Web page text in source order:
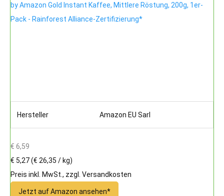
by Amazon Gold Instant Kaffee, Mittlere Röstung, 200g, 1er-
Pack - Rainforest Alliance-Zertifizierung*
Hersteller Amazon EU Sarl
€ 6,59
€ 5,27(€ 26,35 / kg)
Preis inkl. MwSt., zzgl. Versandkosten
Jetzt auf Amazon ansehen*